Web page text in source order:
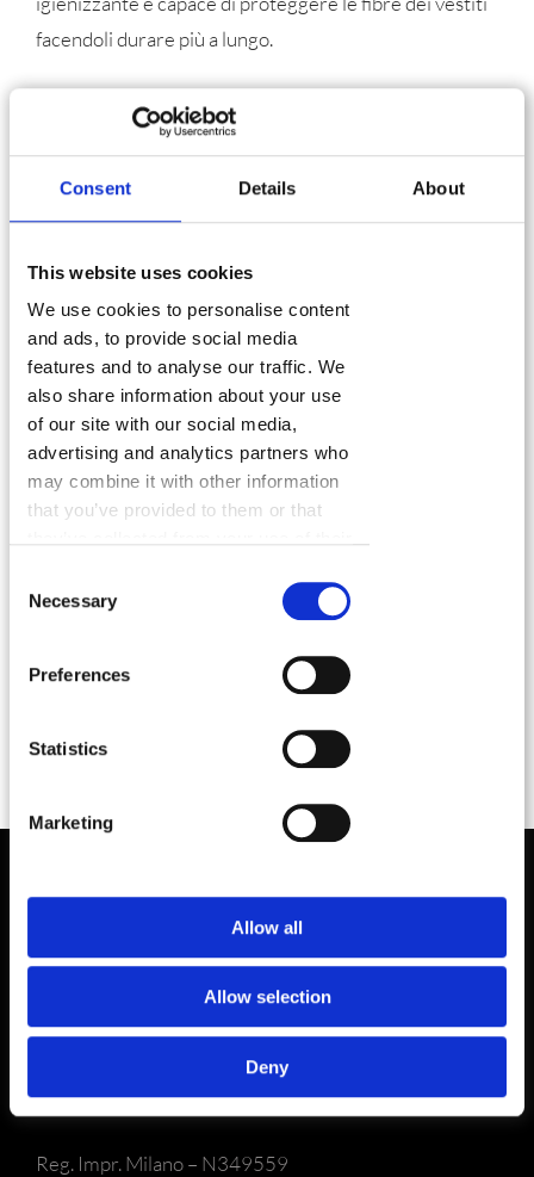
Consent Details About
This website uses cookies
We use cookies to personalise content
and ads, to provide social media
features and to analyse our traffic. We
also share information about your use
of our site with our social media,
advertising and analytics partners who
may combine it with other information
that you’ve provided to them or that
Selection
Necessary
Preferences
Statistics
Marketing
Allow all
Allow selection
Deny
facendoli durare più a lungo.
e Laurastar ha bisogno di comunicare a questo target
parlare ai giovani genitori (25-40 anni), quel target che
abbiamo individuato come ricettivo ai benefici specifici
e unici di Laurastar.
Storyboard
Script
Video animazione in 2D
Reg. Impr. Milano – N349559